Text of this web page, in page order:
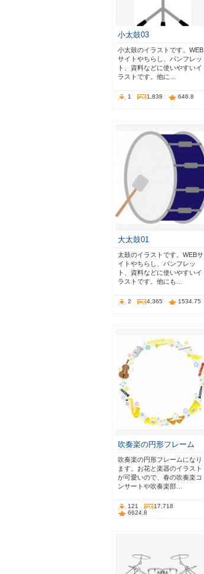
小太鼓03
小太鼓のイラストです。WEB
サイトやちらし、パンフレッ
ト、資料などに使いやすいイ
ラストです。他に…
1 1,838 646.8
大太鼓01
太鼓のイラストです。WEBサ
イトやちらし、パンフレッ
ト、資料などに使いやすいイ
ラストです。他にも…
2 4,365 1534.75
吹奏楽の円形フレーム
吹奏楽の円形フレームになり
ます。お花と楽器のイラスト
が可愛いので、春の吹奏楽コ
ンサートや吹奏楽部…
121
17,718
6624.8